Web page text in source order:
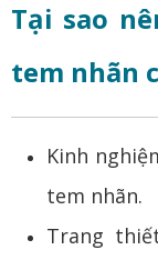
Tại sao
tem nhãn
Kinh
tem nhãn.
Trang